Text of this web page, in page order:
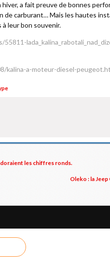
a fait preuve de bonnes
de carburant… Mais les hautes
à leur bon souvenir.
a-moteur-diesel-
les chiffres ronds.
Oleko : la Jeep